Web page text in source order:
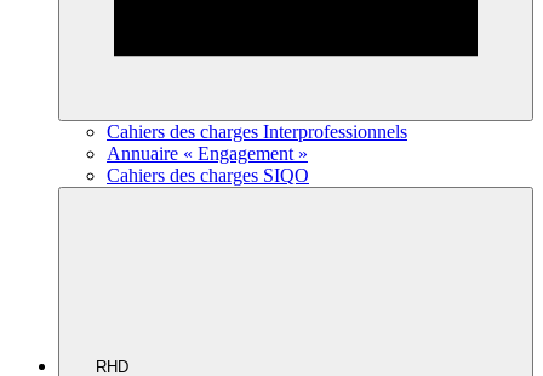
Cahiers des charges Interprofessionnels
Annuaire « Engagement »
Cahiers des charges SIQO
RHD